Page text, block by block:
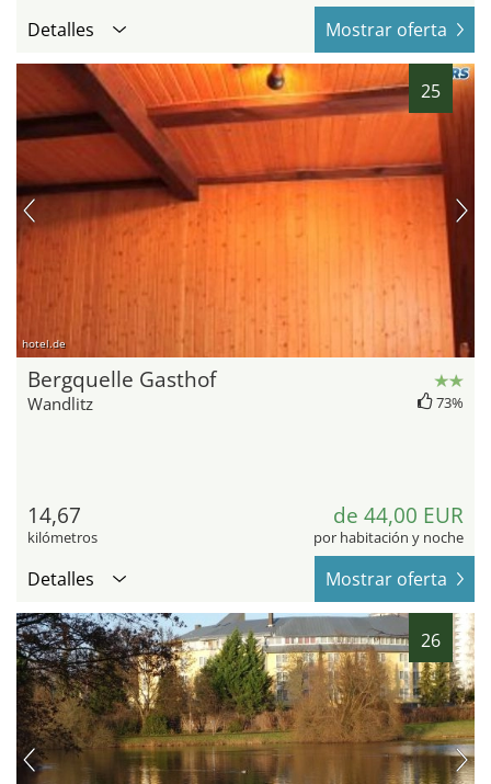
Detalles Mostrar oferta
25
hotel.de
Bergquelle Gasthof
Wandlitz 73%
14,67
kilómetros
de 44,00 EUR
por habitación y noche
Detalles Mostrar oferta
26